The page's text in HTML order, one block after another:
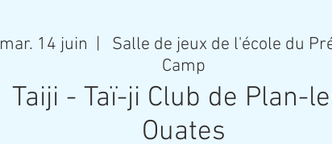
mar. 14 juin
  |
Salle de jeux de l'école du
Camp
Taiji - Taï-ji Club de Plan-
Ouates